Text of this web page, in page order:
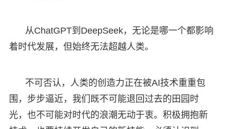
从ChatGPT到DeepSeek，无论是哪一个都影响
着时代发展，但始终无法超越人类。
不可否认，人类的创造力正在被AI技术重重包
围，步步逼近，我们既不可能退回过去的田园时
光，也不可能对时代的浪潮无动于衷。积极拥抱新